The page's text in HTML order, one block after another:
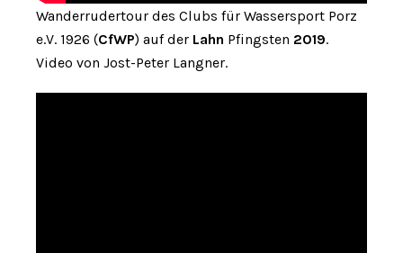
Wanderrudertour des Clubs für Wassersport Porz
e.V. 1926 (CfWP) auf der Lahn Pfingsten 2019.
Video von Jost-Peter Langner.